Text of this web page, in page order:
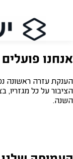
אנחנו
הענקת עזרה ראשונה
השנה.